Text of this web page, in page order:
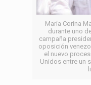
María Corina
durante uno
campaña
oposición
el nuevo
Unidos entre un